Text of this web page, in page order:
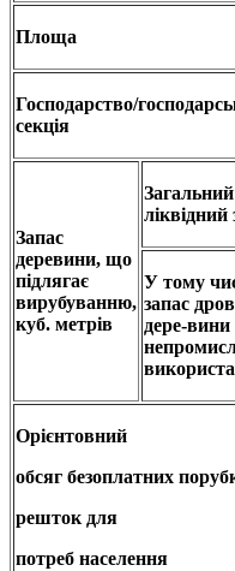
Площа
Господарство/
секція
Запас
деревини, що
підлягає
вирубуванню,
куб. метрів
Загальний
ліквідний
У тому
запас
дере-вини
Орієнтовний
обсяг безоплатних
решток для
потреб населення